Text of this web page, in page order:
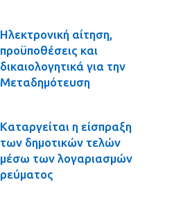
Ηλεκτρονική αίτηση,
προϋποθέσεις και
δικαιολογητικά για την
Μεταδημότευση
Καταργείται η είσπραξη
των δημοτικών τελών
μέσω των λογαριασμών
ρεύματος